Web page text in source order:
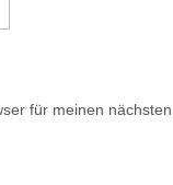
für meinen nächsten